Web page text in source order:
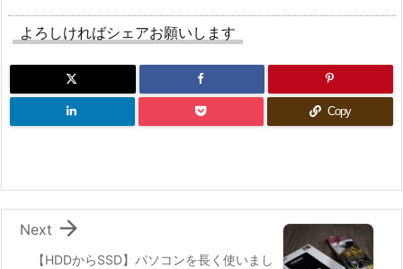
よろしければシェアお願いします
Copy
【HDDからSSD】パソコンを長く使いまし

Next